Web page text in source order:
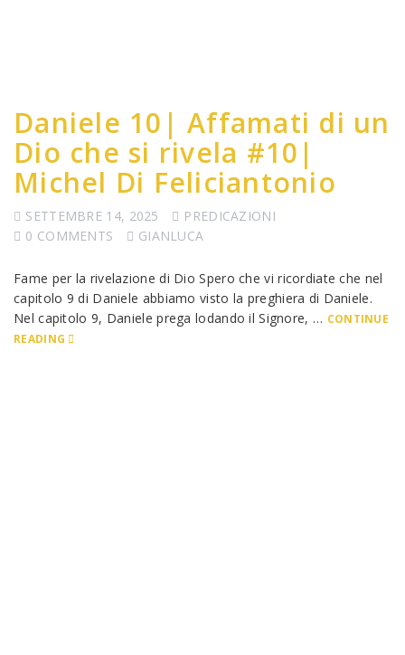
Daniele 10| Affamati di un
Dio che si rivela #10|
Michel Di Feliciantonio
SETTEMBRE 14, 2025
PREDICAZIONI
0 COMMENTS
GIANLUCA
Fame per la rivelazione di Dio Spero che vi ricordiate che nel
capitolo 9 di Daniele abbiamo visto la preghiera di Daniele.
Nel capitolo 9, Daniele prega lodando il Signore, … CONTINUE
READING